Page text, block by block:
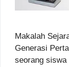
Makalah
Generasi
seorang siswa